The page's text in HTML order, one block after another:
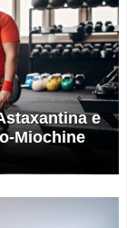
e
Miochine